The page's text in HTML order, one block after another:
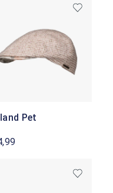
Pet